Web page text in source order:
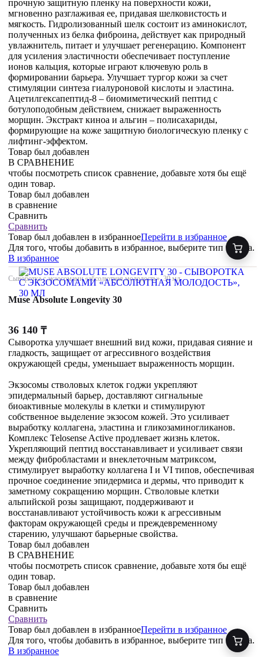
прочную защитную пленку на поверхности кожи,
мгновенно разглаживая ее, придавая шелковистость и
мягкость. Гидролизованный шелк состоит из аминокислот,
полученных из белка фиброина, действует как природный
увлажнитель, питает и улучшает регенерацию. Компонент
для усиления эластичности обеспечивает поступление
ионов кальция, которые играют ключевую роль в
формировании барьера. Улучшает тургор кожи за счет
стимуляции синтеза гиалуроновой кислоты и эластина.
Ацетилгексапептид-8 – биомиметический пептид с
ботулоподобным действием, снижает выраженность
морщин. Экстракт киноа и альгин – полисахариды,
формирующие на коже защитную биологическую пленку с
лифтинг-эффектом.
Товар был добавлен
В СРАВНЕНИЕ
чтобы посмотреть список сравнение, добавьте хотя бы ещё
один товар.
Товар был добавлен
в сравнение
Сравнить
Сравнить
Товар был добавлен в избранноеПерейти в избранное
Для того, чтобы добавить в избранное, выберите тип товара.
В избранное
Сыворотка с экзосомами «абсолютная молодость», 30 мл
Muse Absolute Longevity 30
36 140 ₸
Сыворотка улучшает внешний вид кожи, придавая сияние и
гладкость, защищает от агрессивного воздействия
окружающей среды, уменьшает выраженность морщин.
Экзосомы стволовых клеток годжи укрепляют
эпидермальный барьер, доставляют сигнальные
биоактивные молекулы в клетки и стимулируют
собственное выделение экзосом кожей. Это усиливает
выработку коллагена, эластина и гликозаминогликанов.
Комплекс Telosense Active продлевает жизнь клеток.
Укрепляющий пептид восстанавливает и усиливает связи
между фибробластами и внеклеточным матриксом,
стимулирует выработку коллагена I и VI типов, обеспечивая
прочное соединение эпидермиса и дермы, что приводит к
заметному сокращению морщин. Стволовые клетки
альпийской розы защищают, поддерживают и
восстанавливают устойчивость кожи к агрессивным
факторам окружающей среды и преждевременному
старению, улучшают барьерные свойства.
Товар был добавлен
В СРАВНЕНИЕ
чтобы посмотреть список сравнение, добавьте хотя бы ещё
один товар.
Товар был добавлен
в сравнение
Сравнить
Сравнить
Товар был добавлен в избранноеПерейти в избранное
Для того, чтобы добавить в избранное, выберите тип товара.
В избранное